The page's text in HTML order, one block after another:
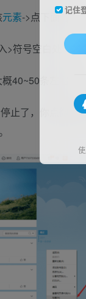
元素->点下面的
符号空白处
40~50条左右
止了，你点微博
记住